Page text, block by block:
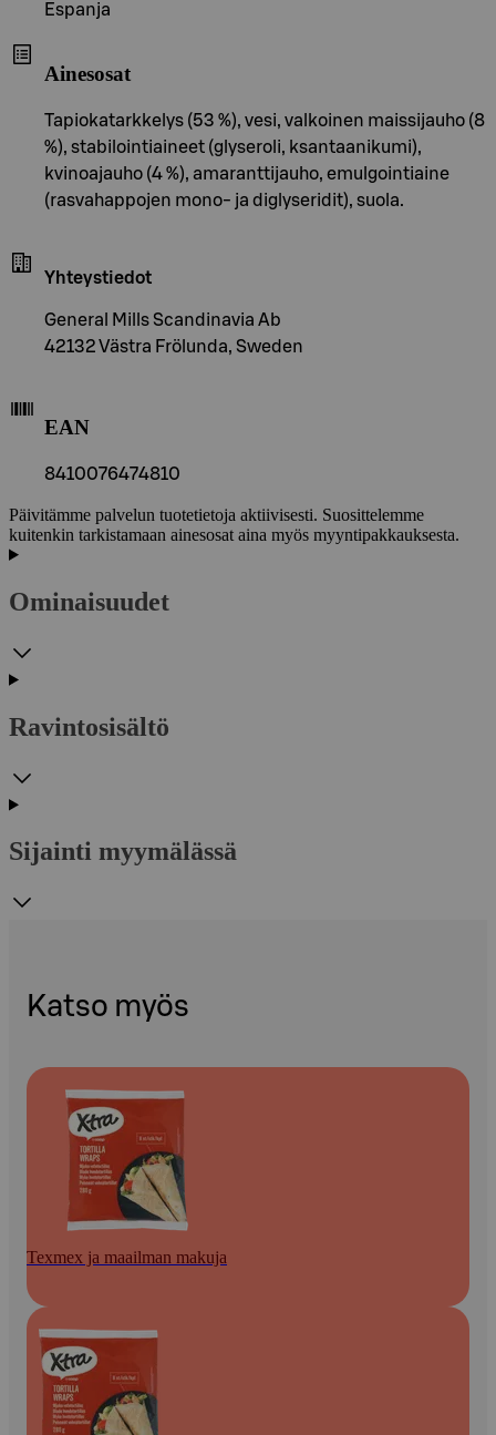
Espanja
Ainesosat
Tapiokatarkkelys (53 %), vesi, valkoinen maissijauho (8
%), stabilointiaineet (glyseroli, ksantaanikumi),
kvinoajauho (4 %), amaranttijauho, emulgointiaine
(rasvahappojen mono- ja diglyseridit), suola.
Yhteystiedot
General Mills Scandinavia Ab
42132 Västra Frölunda, Sweden
EAN
8410076474810
Päivitämme palvelun tuotetietoja aktiivisesti. Suosittelemme
kuitenkin tarkistamaan ainesosat aina myös myyntipakkauksesta.
Ominaisuudet
Ravintosisältö
Sijainti myymälässä
Katso myös
Texmex ja maailman makuja